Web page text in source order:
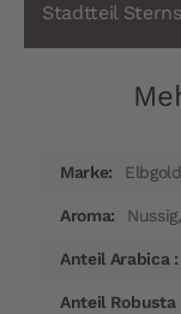
Stadtteil
InformationenElbgold